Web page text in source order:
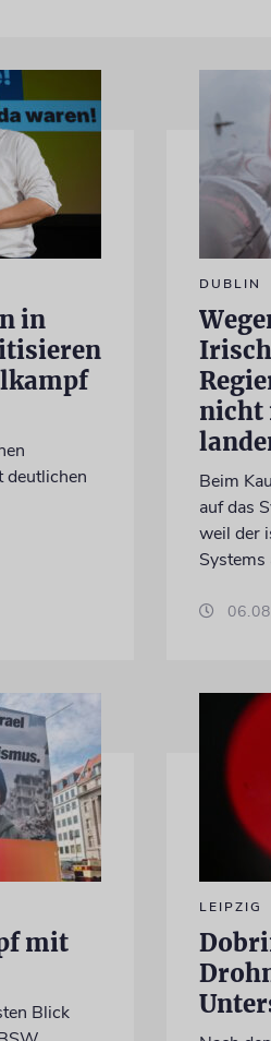
in
deutlichen
DUBLIN
nicht
Beim
auf das
weil der
mit
Blick
LEIPZIG